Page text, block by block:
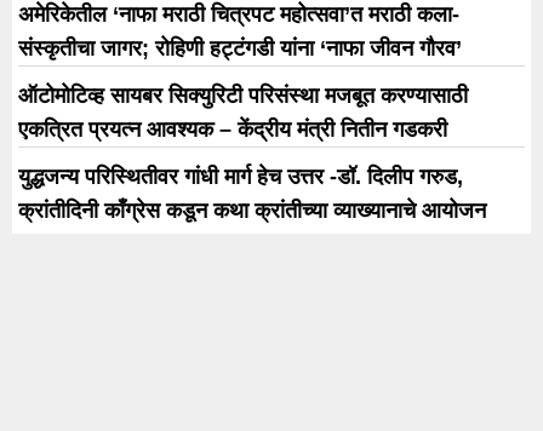
अमेरिकेतील ‘नाफा मराठी चित्रपट महोत्सवा’त मराठी कला-
संस्कृतीचा जागर; रोहिणी हट्टंगडी यांना ‘नाफा जीवन गौरव’
ऑटोमोटिव्ह सायबर सिक्युरिटी परिसंस्था मजबूत करण्यासाठी
एकत्रित प्रयत्न आवश्यक – केंद्रीय मंत्री नितीन गडकरी
युद्धजन्य परिस्थितीवर गांधी मार्ग हेच उत्तर -डॉ. दिलीप गरुड,
क्रांतीदिनी काँग्रेस कडून कथा क्रांतीच्या व्याख्यानाचे आयोजन